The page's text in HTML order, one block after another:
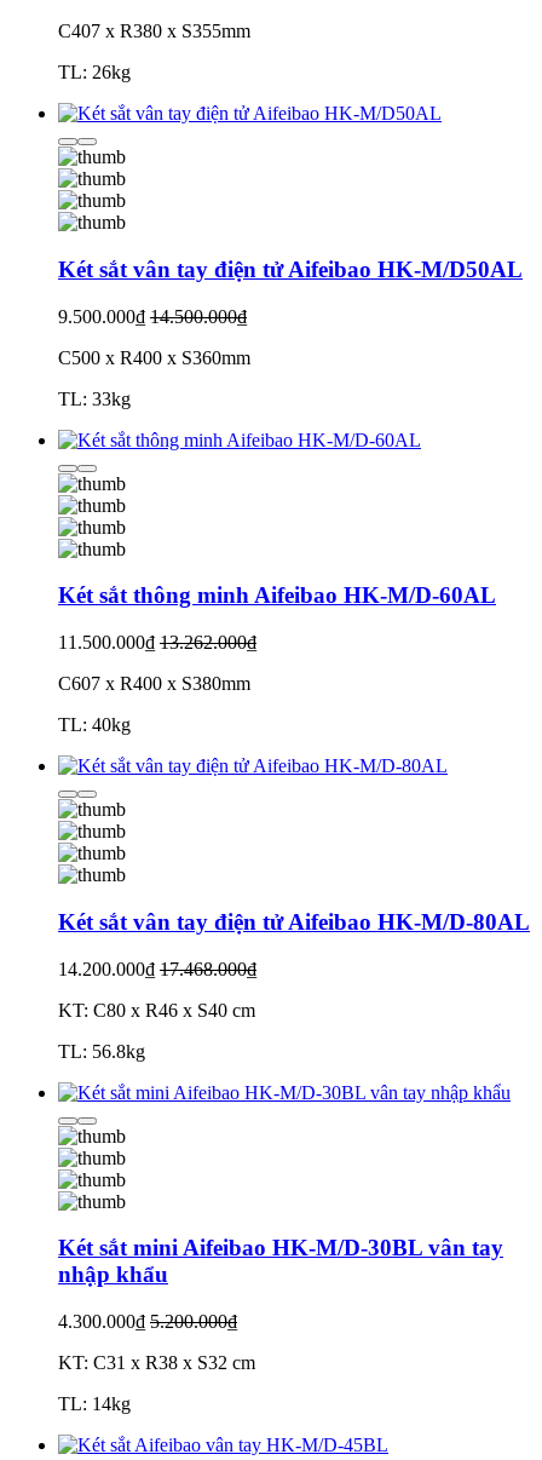
C407 x R380 x S355mm
TL: 26kg
Két sắt vân tay điện tử Aifeibao HK-M/D50AL
9.500.000₫ 14.500.000₫
C500 x R400 x S360mm
TL: 33kg
Két sắt thông minh Aifeibao HK-M/D-60AL
11.500.000₫ 13.262.000₫
C607 x R400 x S380mm
TL: 40kg
Két sắt vân tay điện tử Aifeibao HK-M/D-80AL
14.200.000₫ 17.468.000₫
KT: C80 x R46 x S40 cm
TL: 56.8kg
Két sắt mini Aifeibao HK-M/D-30BL vân tay
nhập khẩu
4.300.000₫ 5.200.000₫
KT: C31 x R38 x S32 cm
TL: 14kg